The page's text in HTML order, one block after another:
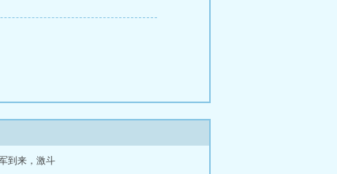
到来，激斗